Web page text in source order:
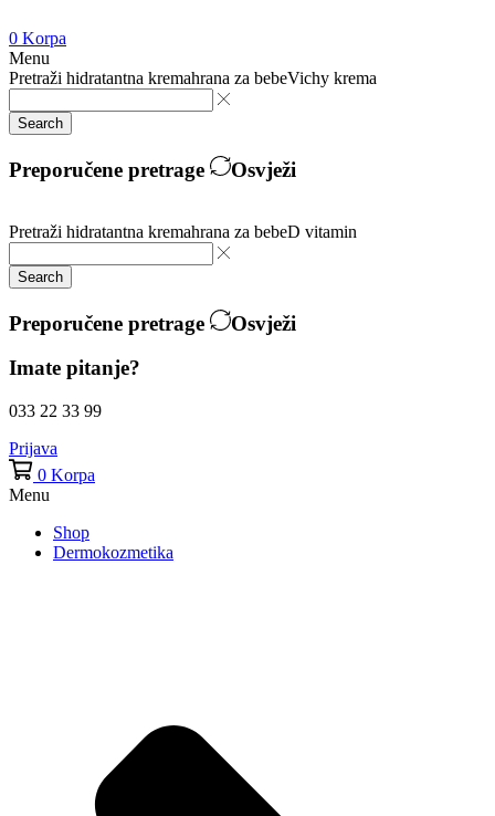
0 Korpa
Menu
Pretraži hidratantna kremahrana za bebeVichy krema
Search
Preporučene pretrage Osvježi
Pretraži hidratantna kremahrana za bebeD vitamin
Search
Preporučene pretrage
Osvježi
Imate pitanje?
033 22 33 99
Prijava
0 Korpa
Menu
Shop
Dermokozmetika